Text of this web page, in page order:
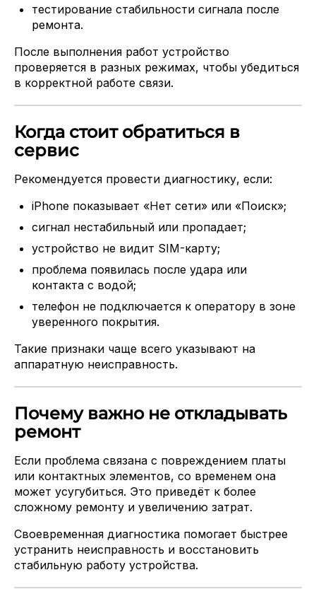
тестирование стабильности сигнала после
ремонта.
После выполнения работ устройство
проверяется в разных режимах, чтобы убедиться
в корректной работе связи.
Когда стоит обратиться в
сервис
Рекомендуется провести диагностику, если:
iPhone показывает «Нет сети» или «Поиск»;
сигнал нестабильный или пропадает;
устройство не видит SIM-карту;
проблема появилась после удара или
контакта с водой;
телефон не подключается к оператору в зоне
уверенного покрытия.
Такие признаки чаще всего указывают на
аппаратную неисправность.
Почему важно не откладывать
ремонт
Если проблема связана с повреждением платы
или контактных элементов, со временем она
может усугубиться. Это приведёт к более
сложному ремонту и увеличению затрат.
Своевременная диагностика помогает быстрее
устранить неисправность и восстановить
стабильную работу устройства.